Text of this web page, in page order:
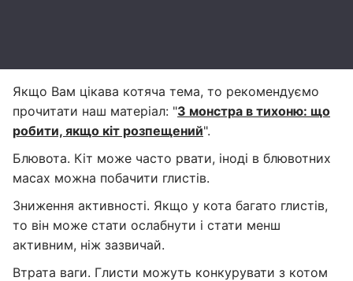
Якщо Вам цікава котяча тема, то рекомендуємо
прочитати наш матеріал: "З монстра в тихоню: що
робити, якщо кіт розпещений".
Блювота. Кіт може часто рвати, іноді в блювотних
масах можна побачити глистів.
Зниження активності. Якщо у кота багато глистів,
то він може стати ослабнути і стати менш
активним, ніж зазвичай.
Втрата ваги. Глисти можуть конкурувати з котом